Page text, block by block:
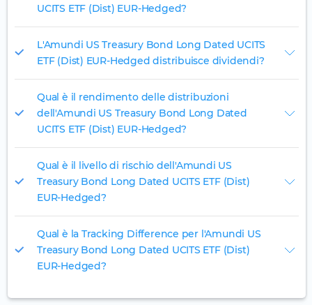
UCITS ETF (Dist) EUR-Hedged?
L'Amundi US Treasury Bond Long Dated UCITS
ETF (Dist) EUR-Hedged distribuisce dividendi?
Qual è il rendimento delle distribuzioni
dell'Amundi US Treasury Bond Long Dated
UCITS ETF (Dist) EUR-Hedged?
Qual è il livello di rischio dell'Amundi US
Treasury Bond Long Dated UCITS ETF (Dist)
EUR-Hedged?
Qual è la Tracking Difference per l'Amundi US
Treasury Bond Long Dated UCITS ETF (Dist)
EUR-Hedged?